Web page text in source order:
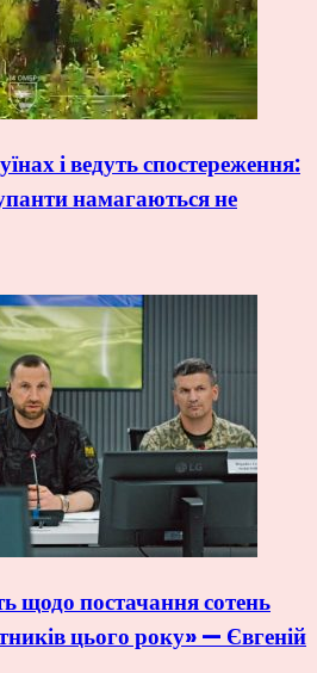
і ведуть спостереження:
намагаються не
щодо постачання сотень
цього року» — Євгеній